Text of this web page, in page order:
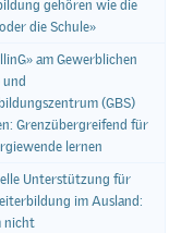
gehören wie die
die Schule»
am Gewerblichen
und
(GBS)
Grenzübergreifend für
lernen
Unterstützung für
im Ausland:
nicht